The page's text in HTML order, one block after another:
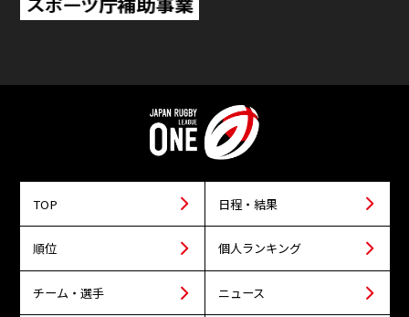
TOP 日程・結果
順位 個人ランキング
チーム・選手 ニュース